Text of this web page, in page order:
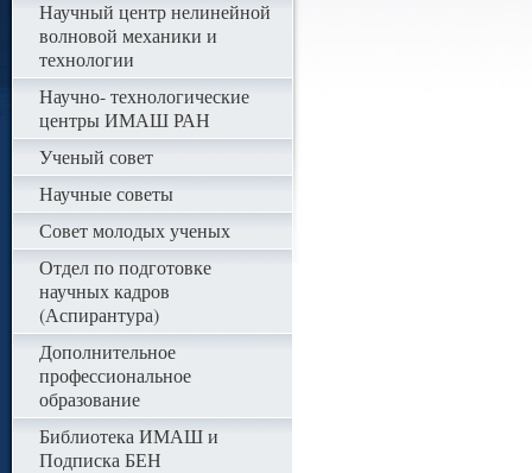
Научный центр нелинейной
волновой механики и
технологии
Научно- технологические
центры ИМАШ РАН
Ученый совет
Научные советы
Совет молодых ученых
Отдел по подготовке
научных кадров
(Аспирантура)
Дополнительное
профессиональное
образование
Библиотека ИМАШ и
Подписка БЕН